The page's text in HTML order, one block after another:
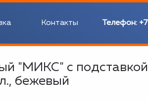
Контакты Телефон:
"МИКС" с
бежевый